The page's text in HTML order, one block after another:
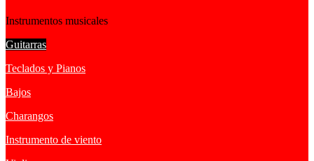
Instrumentos musicales
Guitarras
Teclados y Pianos
Bajos
Charangos
Instrumento de viento